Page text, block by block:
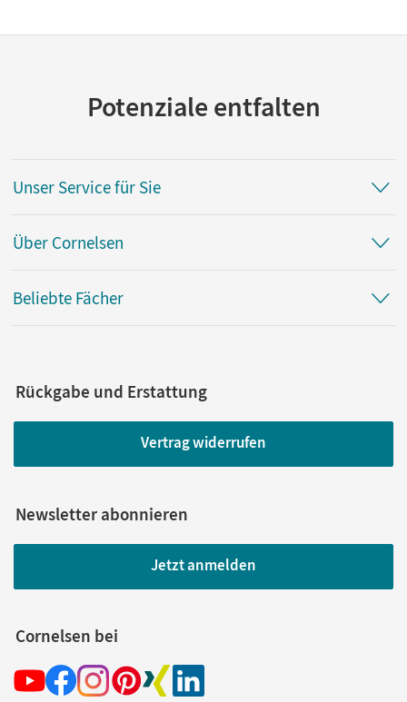
Potenziale entfalten
Unser Service für Sie
Über Cornelsen
Beliebte Fächer
Rückgabe und Erstattung
Vertrag widerrufen
Newsletter abonnieren
Jetzt anmelden
Cornelsen bei